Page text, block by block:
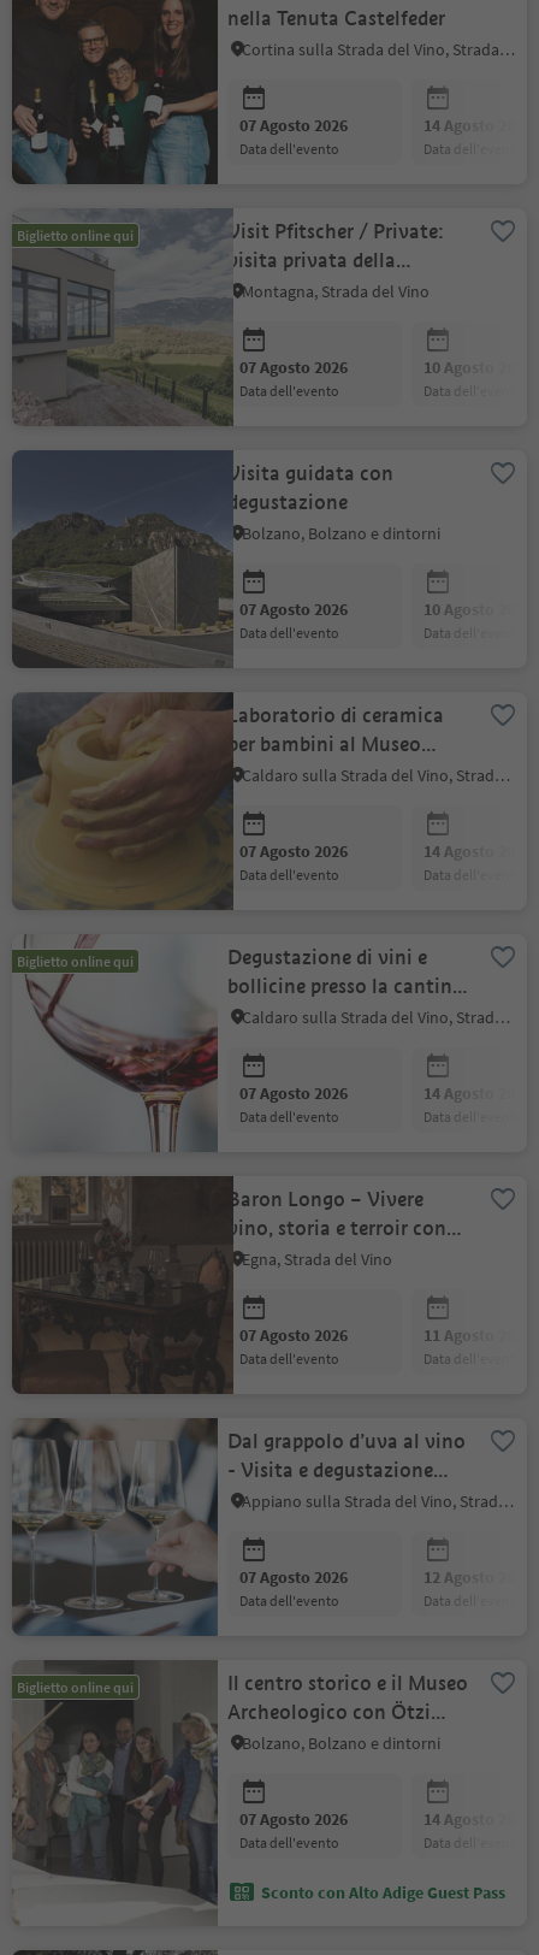
nella Tenuta Castelfeder
Cortina sulla Strada del Vino, Strada del Vino
07 Agosto 2026
data dell'evento
14 Agosto 2026
data dell'evento
Biglietto online qui
Visit Pfitscher / Private:
visita privata della
cantina con degustazione
Montagna, Strada del Vino
07 Agosto 2026
data dell'evento
10 Agosto 2026
data dell'evento
Visita guidata con
degustazione
Bolzano, Bolzano e dintorni
07 Agosto 2026
data dell'evento
10 Agosto 2026
data dell'evento
Laboratorio di ceramica
per bambini al Museo
provinciale del Vino
Caldaro sulla Strada del Vino, Strada del Vino
07 Agosto 2026
data dell'evento
14 Agosto 2026
data dell'evento
Biglietto online qui
Degustazione di vini e
bollicine presso la cantina
Kettmeir
Caldaro sulla Strada del Vino, Strada del Vino
07 Agosto 2026
data dell'evento
14 Agosto 2026
data dell'evento
Baron Longo – Vivere
vino, storia e terroir con
tutti i sensi
Egna, Strada del Vino
07 Agosto 2026
data dell'evento
11 Agosto 2026
data dell'evento
Dal grappolo d’uva al vino
- Visita e degustazione
guidata a San Paolo
Appiano sulla Strada del Vino, Strada del Vino
07 Agosto 2026
data dell'evento
12 Agosto 2026
data dell'evento
Biglietto online qui
Il centro storico e il Museo
Archeologico con Ötzi
(ingresso a parte)
Bolzano, Bolzano e dintorni
07 Agosto 2026
data dell'evento
14 Agosto 2026
data dell'evento
Sconto con Alto Adige Guest Pass